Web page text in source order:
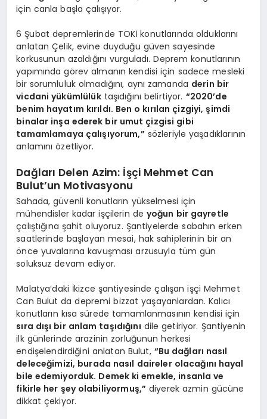
için canla başla çalışıyor.
6 Şubat depremlerinde TOKİ konutlarında olduklarını
anlatan Çelik, evine duyduğu güven sayesinde
korkusunun azaldığını vurguladı. Deprem konutlarının
yapımında görev almanın kendisi için sadece mesleki
bir sorumluluk olmadığını, aynı zamanda derin bir
vicdani yükümlülüktaşıdığını belirtiyor. “2020’de
benim hayatım kırıldı. Ben o kırılan çizgiyi, şimdi
binalar inşa ederek bir umut çizgisi gibi
tamamlamaya çalışıyorum,” sözleriyle yaşadıklarının
anlamını özetliyor.
Dağları Delen Azim: İşçi Mehmet Can
Bulut’un Motivasyonu
Sahada, güvenli konutların yükselmesi için
mühendisler kadar işçilerin de yoğun bir gayretle
çalıştığına şahit oluyoruz. Şantiyelerde sabahın erken
saatlerinde başlayan mesai, hak sahiplerinin bir an
önce yuvalarına kavuşması arzusuyla tüm gün
soluksuz devam ediyor.
Malatya’daki İkizce şantiyesinde çalışan işçi Mehmet
Can Bulut da depremi bizzat yaşayanlardan. Kalıcı
konutların kısa sürede tamamlanmasının kendisi için
sıra dışı bir anlam taşıdığını dile getiriyor. Şantiyenin
ilk günlerinde arazinin zorluğunun herkesi
endişelendirdiğini anlatan Bulut, “Bu dağları nasıl
deleceğimizi, burada nasıl daireler olacağını hayal
bile edemiyorduk. Demek ki emekle, insanla ve
fikirle her şey olabiliyormuş,” diyerek azmin gücüne
dikkat çekiyor.